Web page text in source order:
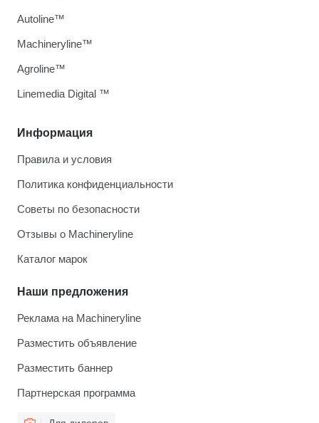
Информация
Правила и условия
Политика конфиденциальности
Советы по безопасности
Отзывы о Machineryline
Каталог марок
Наши предложения
Реклама на Machineryline
Разместить объявление
Разместить баннер
Партнерская программа
Autoline™
Machineryline™
Agroline™
Linemedia Digital ™